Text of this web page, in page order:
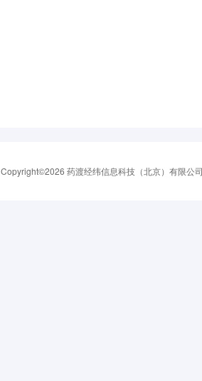
Copyright©2026 药渡经纬信息科技（北京）有限公